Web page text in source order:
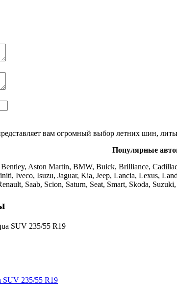
вам огромный выбор летних шин,
Популярные
Aston Martin, BMW, Buick, Brilliance,
Iveco, Isuzu, Jaguar, Kia, Jeep, Lancia, Lexus,
Saab, Scion, Saturn, Seat, Smart, Skoda,
SUV 235/55 R19